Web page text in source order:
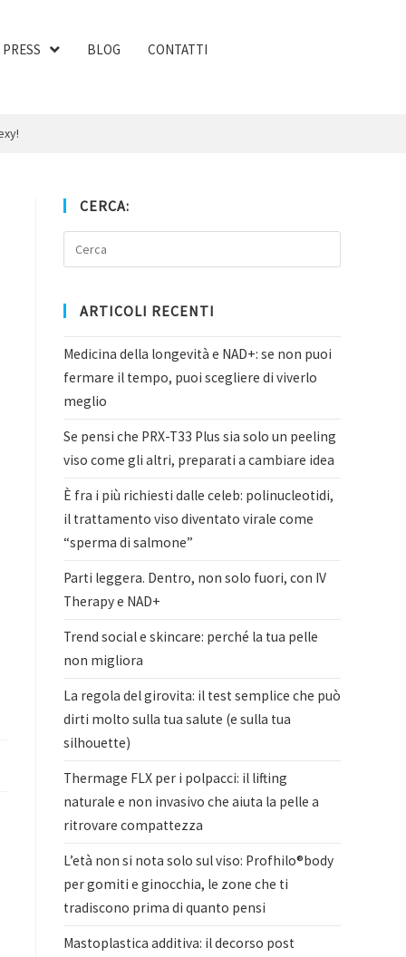
PRESS BLOG CONTATTI
CERCA:
ARTICOLI RECENTI
Medicina della longevità e NAD+: se non puoi
fermare il tempo, puoi scegliere di viverlo
meglio
Se pensi che PRX-T33 Plus sia solo un peeling
viso come gli altri, preparati a cambiare idea
È fra i più richiesti dalle celeb: polinucleotidi,
il trattamento viso diventato virale come
“sperma di salmone”
Parti leggera. Dentro, non solo fuori, con IV
Therapy e NAD+
Trend social e skincare: perché la tua pelle
non migliora
La regola del girovita: il test semplice che può
dirti molto sulla tua salute (e sulla tua
silhouette)
Thermage FLX per i polpacci: il lifting
naturale e non invasivo che aiuta la pelle a
ritrovare compattezza
L’età non si nota solo sul viso: Profhilo®body
per gomiti e ginocchia, le zone che ti
tradiscono prima di quanto pensi
Mastoplastica additiva: il decorso post